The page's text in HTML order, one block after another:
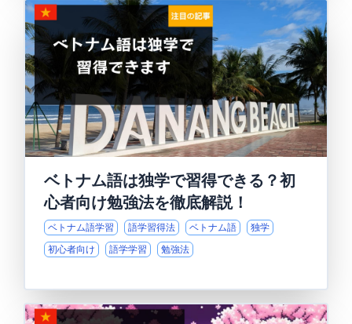
ベトナム語は独学で習得できる？初
心者向け勉強法を徹底解説！
ベトナム語学習 語学習得法 ベトナム語
独学
初心者向け
語学学習 勉強法